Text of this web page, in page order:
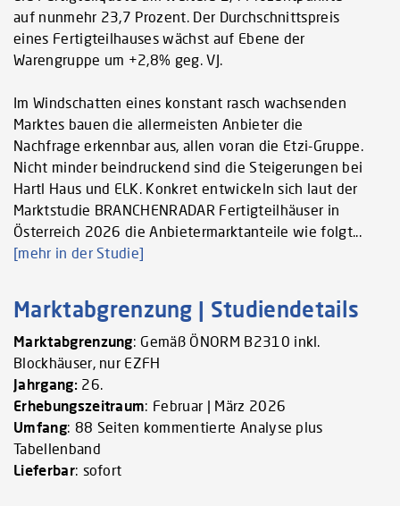
auf nunmehr 23,7 Prozent. Der Durchschnittspreis
eines Fertigteilhauses wächst auf Ebene der
Warengruppe um +2,8% geg. VJ.
Im Windschatten eines konstant rasch wachsenden
Marktes bauen die allermeisten Anbieter die
Nachfrage erkennbar aus, allen voran die Etzi-Gruppe.
Nicht minder beindruckend sind die Steigerungen bei
Hartl Haus und ELK. Konkret entwickeln sich laut der
Marktstudie BRANCHENRADAR Fertigteilhäuser in
Österreich 2026 die Anbietermarktanteile wie folgt...
[mehr in der Studie]
Marktabgrenzung | Studiendetails
Marktabgrenzung: Gemäß ÖNORM B2310 inkl.
Blockhäuser, nur EZFH
Jahrgang: 26.
Erhebungszeitraum: Februar | März 2026
Umfang: 88 Seiten kommentierte Analyse plus
Tabellenband
Lieferbar: sofort